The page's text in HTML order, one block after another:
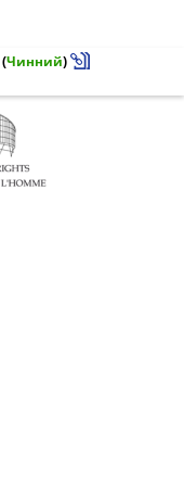
(Чинний)